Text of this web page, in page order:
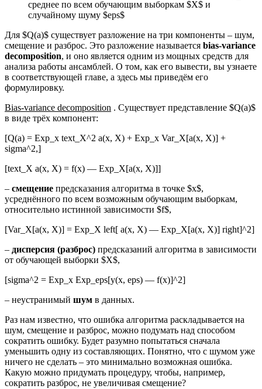
среднее по всем обучающим выборкам $X$ и
случайному шуму $eps$
Для $Q(a)$ существует разложение на три компоненты – шум,
смещение и разброс. Это разложение называется bias-variance
decomposition, и оно является одним из мощных средств для
анализа работы ансамблей. О том, как его вывести, вы узнаете
в соответствующей главе, а здесь мы приведём его
формулировку.
Bias-variance decomposition . Существует представление $Q(a)$
в виде трёх компонент:
[Q(a) = Exp_x text_X^2 a(x, X) + Exp_x Var_X[a(x, X)] +
sigma^2,]
[text_X a(x, X) = f(x) — Exp_X[a(x, X)]]
– смещение предсказания алгоритма в точке $x$,
усреднённого по всем возможным обучающим выборкам,
относительно истинной зависимости $f$,
[Var_X[a(x, X)] = Exp_X left[ a(x, X) — Exp_X[a(x, X)] right]^2]
– дисперсия (разброс) предсказаний алгоритма в зависимости
от обучающей выборки $X$,
[sigma^2 = Exp_x Exp_eps[y(x, eps) — f(x)]^2]
– неустранимый шум в данных.
Раз нам известно, что ошибка алгоритма раскладывается на
шум, смещение и разброс, можно подумать над способом
сократить ошибку. Будет разумно попытаться сначала
уменьшить одну из составляющих. Понятно, что с шумом уже
ничего не сделать – это минимально возможная ошибка.
Какую можно придумать процедуру, чтобы, например,
сократить разброс, не увеличивая смещение?